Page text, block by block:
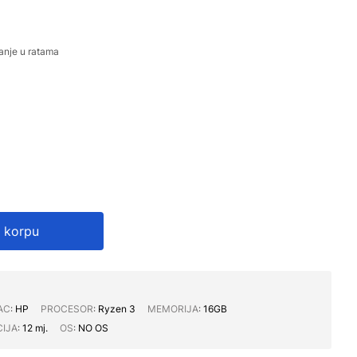
u ratama
korpu
HP PROCESOR∶ Ryzen 3 MEMORIJA∶ 16GB
12 mj. OS∶ NO OS